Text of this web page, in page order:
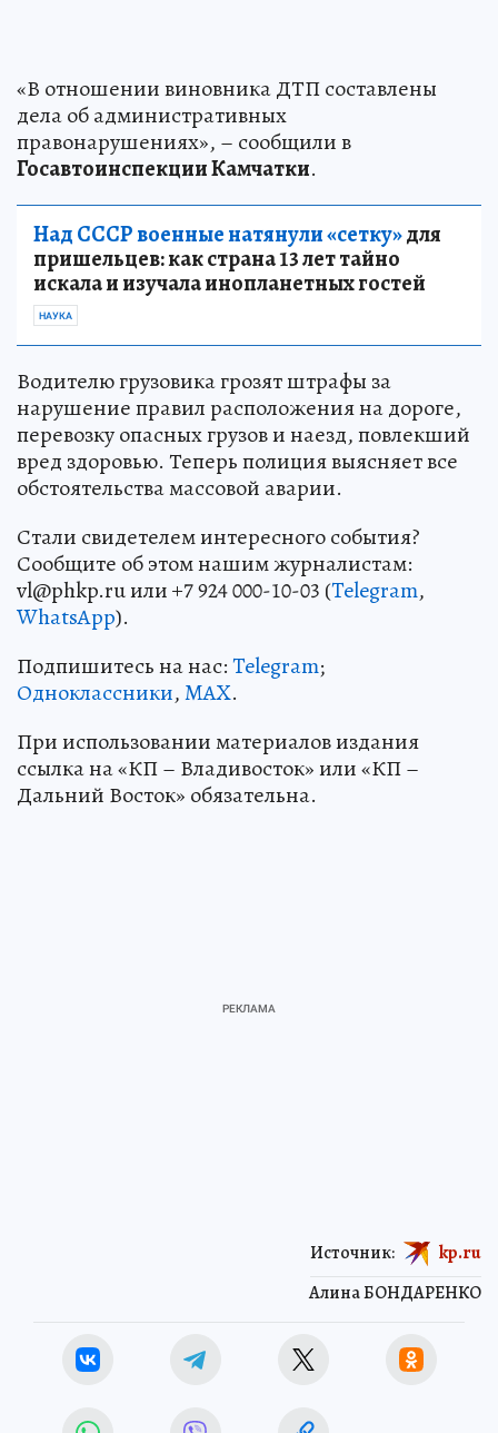
«В отношении виновника ДТП составлены
дела об административных
правонарушениях», – сообщили в
Госавтоинспекции Камчатки.
Над СССР военные натянули «сетку»для
пришельцев: как страна 13 лет тайно
искала и изучала инопланетных гостей
НАУКА
Водителю грузовика грозят штрафы за
нарушение правил расположения на дороге,
перевозку опасных грузов и наезд, повлекший
вред здоровью. Теперь полиция выясняет все
обстоятельства массовой аварии.
Стали свидетелем интересного события?
Сообщите об этом нашим журналистам:
vl@phkp.ru или +7 924 000-10-03 (Telegram,
WhatsApp).
Подпишитесь на нас:Telegram;
Одноклассники,MAX.
При использовании материалов издания
ссылка на «КП – Владивосток» или «КП –
Дальний Восток» обязательна.
Алина БОНДАРЕНКО
Источник: kp.ru